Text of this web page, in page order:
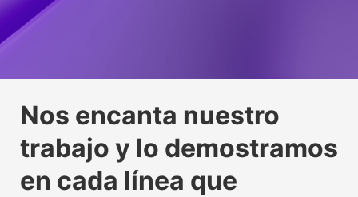
propulsora del IoT mundial
Conoce nuestra tecnología beacon
usuarios y empresas
Conoce nuestra factoría UX
oficial del Kit Digital
Leer más
propulsora del IoT mundial
Conoce nuestra tecnología beacon
usuarios y empresas
Conoce nuestra factoría UX
oficial del Kit Digital
Leer más
propulsora del IoT mundial
Conoce nuestra tecnología beacon
usuarios y empresas
Conoce nuestra factoría UX
oficial del Kit Digital
Leer más
Nos encanta nuestro
trabajo y lo demostramos
en cada línea que